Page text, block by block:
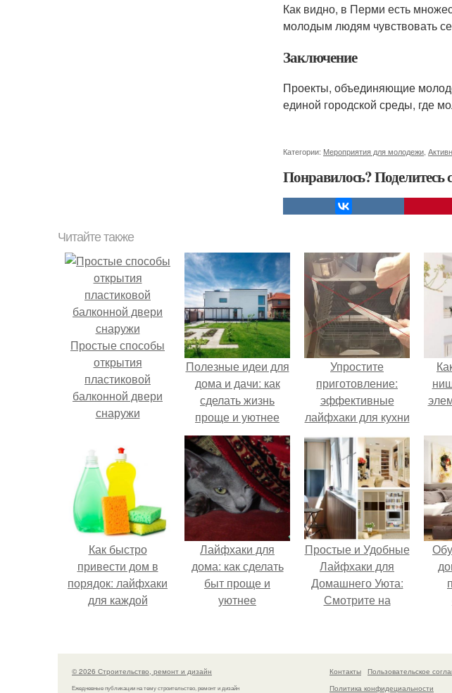
Как видно, в Перми есть
молодым людям чувствовать
Заключение
Проекты, объединяющие
единой городской среды, где
Категории: Мероприятия для молодежи
Понравилось? Поделитесь
Читайте также
Простые способы
открытия
пластиковой
балконной двери
снаружи
Полезные идеи для
дома и дачи: как
сделать жизнь
проще и уютнее
Упростите
приготовление:
эффективные
лайфхаки для кухни
Как быстро
привести дом в
порядок: лайфхаки
для каждой
Лайфхаки для
дома: как сделать
быт проще и
уютнее
Простые и Удобные
Лайфхаки для
Домашнего Уюта:
Смотрите на
© 2026 Строительство, ремонт и дизайн
Ежедневные публикации на тему строительство, ремонт и дизайн
Контакты
Пользовательское
Политика конфидециальности